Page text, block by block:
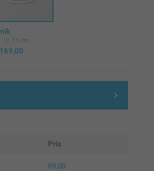
7,5 cm
169,00
Pris
69,00